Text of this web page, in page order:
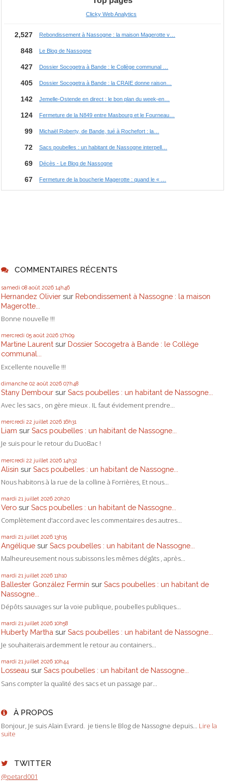
COMMENTAIRES RÉCENTS
samedi 08 août 2026 14h46
Hernandez Olivier sur Rebondissement à Nassogne : la maison
Magerotte...
Bonne nouvelle !!!
mercredi 05 août 2026 17h09
Martine Laurentsur Dossier Socogetra à Bande : le Collège
communal...
Excellente nouvelle !!!
dimanche 02 août 2026 07h48
Stany Dembour sur Sacs poubelles : un habitant de Nassogne...
Avec les sacs , on gère mieux . IL faut évidement prendre...
mercredi 22 juillet 2026 16h31
Liam sur Sacs poubelles : un habitant de Nassogne...
Je suis pour le retour du DuoBac !
mercredi 22 juillet 2026 14h32
Alisin sur Sacs poubelles : un habitant de Nassogne...
Nous habitons à la rue de la colline à Forrières, Et nous...
mardi 21 juillet 2026 20h20
Vero sur Sacs poubelles : un habitant de Nassogne...
Complètement d'accord avec les commentaires des autres...
mardi 21 juillet 2026 13h15
Angélique sur Sacs poubelles : un habitant de Nassogne...
Malheureusement nous subissons les mêmes dégâts , après...
mardi 21 juillet 2026 11h10
Ballester González Fermín sur Sacs poubelles : un habitant de
Nassogne...
Dépôts sauvages sur la voie publique, poubelles publiques...
mardi 21 juillet 2026 10h58
Huberty Martha sur Sacs poubelles : un habitant de Nassogne...
Je souhaiterais ardemment le retour au containers...
mardi 21 juillet 2026 10h44
Losseau sur Sacs poubelles : un habitant de Nassogne...
Sans compter la qualité des sacs et un passage par...
À PROPOS
Bonjour, Je suis Alain Evrard. je tiens le Blog de Nassogne depuis... Lire la
suite
TWITTER
@petard001